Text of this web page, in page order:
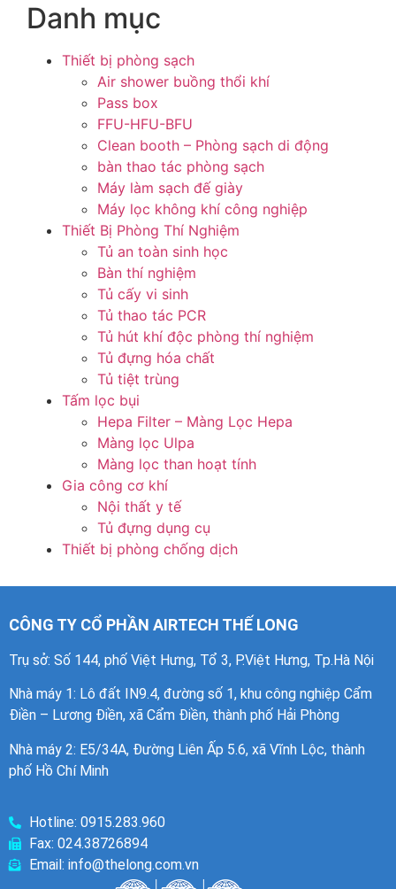
Danh mục
Thiết bị phòng sạch
Air shower buồng thổi khí
Pass box
FFU-HFU-BFU
Clean booth – Phòng sạch di động
bàn thao tác phòng sạch
Máy làm sạch đế giày
Máy lọc không khí công nghiệp
Thiết Bị Phòng Thí Nghiệm
Tủ an toàn sinh học
Bàn thí nghiệm
Tủ cấy vi sinh
Tủ thao tác PCR
Tủ hút khí độc phòng thí nghiệm
Tủ đựng hóa chất
Tủ tiệt trùng
Tấm lọc bụi
Hepa Filter – Màng Lọc Hepa
Màng lọc Ulpa
Màng lọc than hoạt tính
Gia công cơ khí
Nội thất y tế
Tủ đựng dụng cụ
Thiết bị phòng chống dịch
CÔNG TY CỔ PHẦN AIRTECH THẾ LONG
Trụ sở: Số 144, phố Việt Hưng, Tổ 3, P.Việt Hưng, Tp.Hà Nội
Nhà máy 1: Lô đất IN9.4, đường số 1, khu công nghiệp Cẩm
Điền – Lương Điền, xã Cẩm Điền, thành phố Hải Phòng
Nhà máy 2: E5/34A, Đường Liên Ấp 5.6, xã Vĩnh Lộc, thành
phố Hồ Chí Minh
Hotline: 0915.283.960
Fax: 024.38726894
Email: info@thelong.com.vn